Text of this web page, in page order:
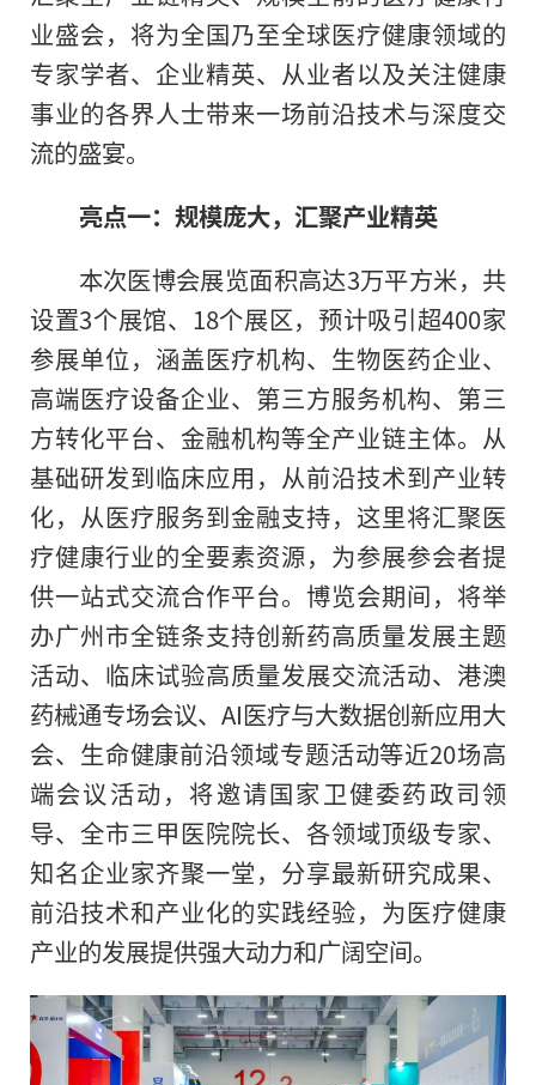
业盛会，将为全国乃至全球医疗健康领域的
专家学者、企业精英、从业者以及关注健康
事业的各界人士带来一场前沿技术与深度交
流的盛宴。
亮点一：规模庞大，汇聚产业精英
本次医博会展览面积高达3万平方米，共
设置3个展馆、18个展区，预计吸引超400家
参展单位，涵盖医疗机构、生物医药企业、
高端医疗设备企业、第三方服务机构、第三
方转化平台、金融机构等全产业链主体。从
基础研发到临床应用，从前沿技术到产业转
化，从医疗服务到金融支持，这里将汇聚医
疗健康行业的全要素资源，为参展参会者提
供一站式交流合作平台。博览会期间，将举
办广州市全链条支持创新药高质量发展主题
活动、临床试验高质量发展交流活动、港澳
药械通专场会议、AI医疗与大数据创新应用大
会、生命健康前沿领域专题活动等近20场高
端会议活动，将邀请国家卫健委药政司领
导、全市三甲医院院长、各领域顶级专家、
知名企业家齐聚一堂，分享最新研究成果、
前沿技术和产业化的实践经验，为医疗健康
产业的发展提供强大动力和广阔空间。